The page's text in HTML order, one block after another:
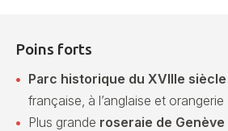
Poins forts
Parc historique du XVIIIe siècle
française, à l’anglaise et orangerie
Plus grande roseraie de Genève